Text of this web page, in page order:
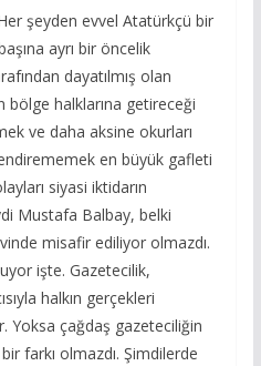
şeyden evvel Atatürkçü bir
ayrı bir öncelik
dayatılmış olan
halklarına getireceği
ve daha aksine okurları
en büyük gafleti
siyasi iktidarın
Mustafa Balbay, belki
misafir ediliyor olmazdı.
işte. Gazetecilik,
halkın gerçekleri
Yoksa çağdaş gazeteciliğin
farkı olmazdı. Şimdilerde